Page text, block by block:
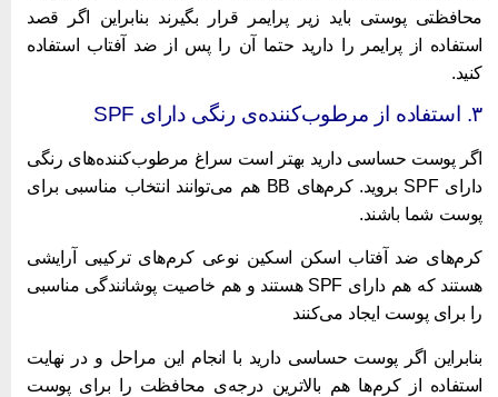
پوستی باید زیر پرایمر قرار بگیرند بنابراین اگر قصد
از پرایمر را دارید حتما آن را پس از ضد آفتاب استفاده
پوست حساسی دارید بهتر است سراغ مرطوب‌کننده‌های رنگی
دارای SPF بروید. کرم‌های BB هم می‌توانند انتخاب مناسبی برای
شما باشند.
ضد آفتاب اسکن اسکین نوعی کرم‌های ترکیبی آرایشی
هستند که هم دارای SPF هستند و هم خاصیت پوشانندگی مناسبی
برای پوست ایجاد می‌کنند
اگر پوست حساسی دارید با انجام این مراحل و در نهایت
از کرم‌ها هم بالاترین درجه‌ی محافظت را برای پوست